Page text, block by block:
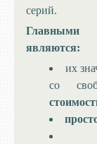
серий.
Главными
являются:
их
со